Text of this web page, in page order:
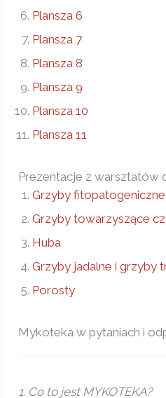
Plansza 6
Plansza 7
Plansza 8
Plansza 9
Plansza 10
Plansza 11
Prezentacje z warsztatów
Grzyby fitopatogeniczne
Grzyby towarzyszące
Huba
Grzyby jadalne i grzyby
Porosty
Mykoteka w pytaniach i
1. Co to jest MYKOTEKA?